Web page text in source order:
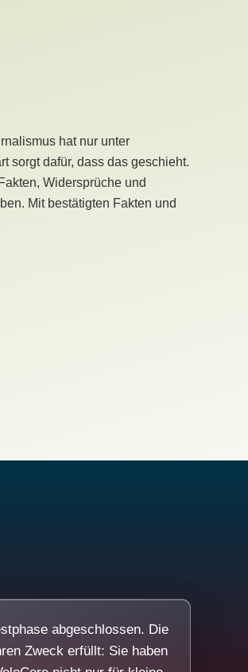
hat nur unter
sorgt dafür, dass das geschieht.
Widersprüche und
Mit bestätigten Fakten und
abgeschlossen. Die
Zweck erfüllt: Sie haben